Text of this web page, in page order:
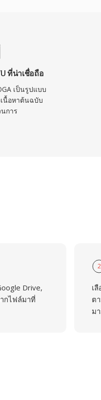
ที่น่าเชื่อถือ
เป็นรูปแบบ
นื้อหาต้นฉบับ
การ
Drive,
กไฟล์มาที่
2
เ
ต
ม